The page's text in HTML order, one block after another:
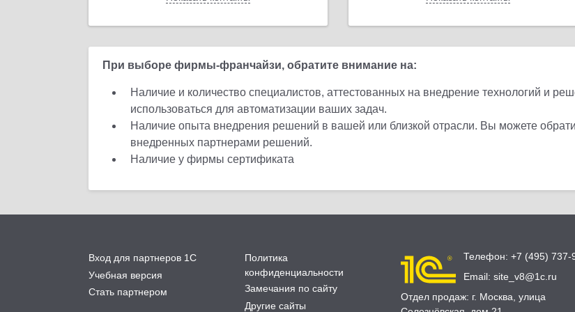
При выборе фирмы-франчайзи, обратите внимание на:
Наличие и количество специалистов, аттестованных на внедрение технологий и
использоваться для автоматизации ваших задач.
Наличие опыта внедрения решений в вашей или близкой отрасли. Вы можете
внедренных партнерами решений.
Наличие у фирмы сертификата
Вход для партнеров 1С
Учебная версия
Стать партнером
Политика
конфиденциальности
Замечания по сайту
Другие сайты
Телефон: +7 (495) 737-
Email: site_v8@1c.ru
Отдел продаж: г. Москва, улица